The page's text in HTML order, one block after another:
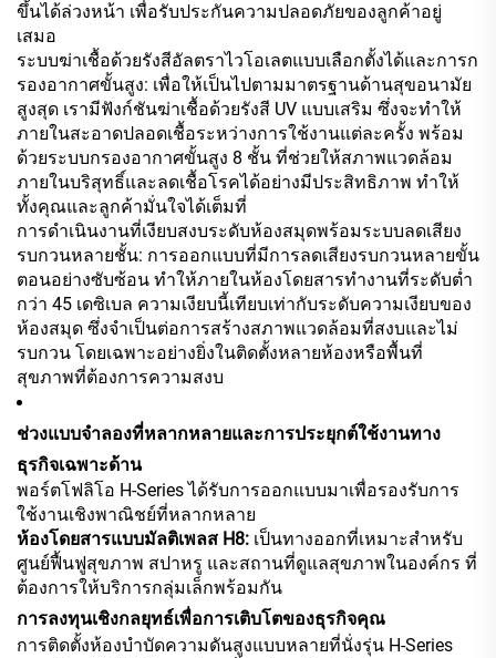
ขึ้นได้ล่วงหน้า เพื่อรับประกันความปลอดภัยของลูกค้าอยู่
เสมอ
ระบบฆ่าเชื้อด้วยรังสีอัลตราไวโอเลตแบบเลือกตั้งได้และการก
รองอากาศขั้นสูง: เพื่อให้เป็นไปตามมาตรฐานด้านสุขอนามัย
สูงสุด เรามีฟังก์ชันฆ่าเชื้อด้วยรังสี UV แบบเสริม ซึ่งจะทำให้
ภายในสะอาดปลอดเชื้อระหว่างการใช้งานแต่ละครั้ง พร้อม
ด้วยระบบกรองอากาศขั้นสูง 8 ชั้น ที่ช่วยให้สภาพแวดล้อม
ภายในบริสุทธิ์และลดเชื้อโรคได้อย่างมีประสิทธิภาพ ทำให้
ทั้งคุณและลูกค้ามั่นใจได้เต็มที่
การดำเนินงานที่เงียบสงบระดับห้องสมุดพร้อมระบบลดเสียง
รบกวนหลายชั้น: การออกแบบที่มีการลดเสียงรบกวนหลายขั้น
ตอนอย่างซับซ้อน ทำให้ภายในห้องโดยสารทำงานที่ระดับต่ำ
กว่า 45 เดซิเบล ความเงียบนี้เทียบเท่ากับระดับความเงียบของ
ห้องสมุด ซึ่งจำเป็นต่อการสร้างสภาพแวดล้อมที่สงบและไม่
รบกวน โดยเฉพาะอย่างยิ่งในติดตั้งหลายห้องหรือพื้นที่
สุขภาพที่ต้องการความสงบ
ช่วงแบบจำลองที่หลากหลายและการประยุกต์ใช้งานทาง
ธุรกิจเฉพาะด้าน
พอร์ตโฟลิโอ H-Series ได้รับการออกแบบมาเพื่อรองรับการ
ใช้งานเชิงพาณิชย์ที่หลากหลาย
ห้องโดยสารแบบมัลติเพลส H8: เป็นทางออกที่เหมาะสำหรับ
ศูนย์ฟื้นฟูสุขภาพ สปาหรู และสถานที่ดูแลสุขภาพในองค์กร ที่
ต้องการให้บริการกลุ่มเล็กพร้อมกัน
การลงทุนเชิงกลยุทธ์เพื่อการเติบโตของธุรกิจคุณ
การติดตั้งห้องบำบัดความดันสูงแบบหลายที่นั่งรุ่น H-Series